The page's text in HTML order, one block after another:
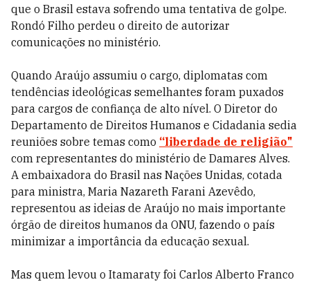
que o Brasil estava sofrendo uma tentativa de golpe.
Rondó Filho perdeu o direito de autorizar
comunicações no ministério.
Quando Araújo assumiu o cargo, diplomatas com
tendências ideológicas semelhantes foram puxados
para cargos de confiança de alto nível. O Diretor do
Departamento de Direitos Humanos e Cidadania sedia
reuniões sobre temas como “liberdade de religião"
com representantes do ministério de Damares Alves.
A embaixadora do Brasil nas Nações Unidas, cotada
para ministra, Maria Nazareth Farani Azevêdo,
representou as ideias de Araújo no mais importante
órgão de direitos humanos da ONU, fazendo o país
minimizar a importância da educação sexual.
Mas quem levou o Itamaraty foi Carlos Alberto Franco